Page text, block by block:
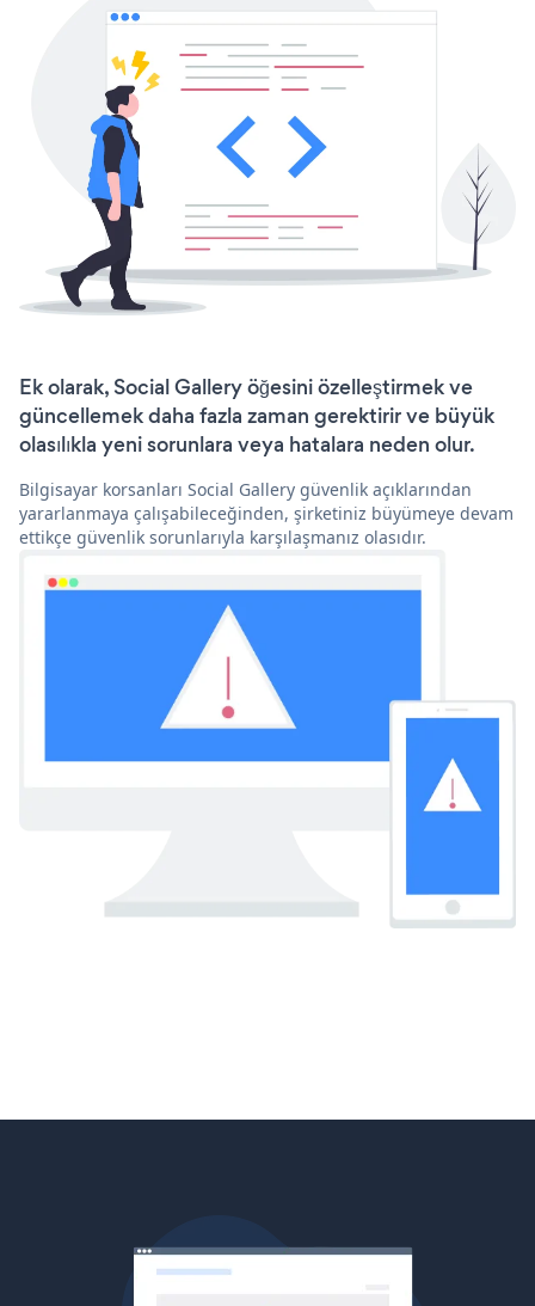
Ek olarak, Social Gallery öğesini özelleştirmek ve
güncellemek daha fazla zaman gerektirir ve büyük
olasılıkla yeni sorunlara veya hatalara neden olur.
Bilgisayar korsanları Social Gallery güvenlik açıklarından
yararlanmaya çalışabileceğinden, şirketiniz büyümeye devam
ettikçe güvenlik sorunlarıyla karşılaşmanız olasıdır.